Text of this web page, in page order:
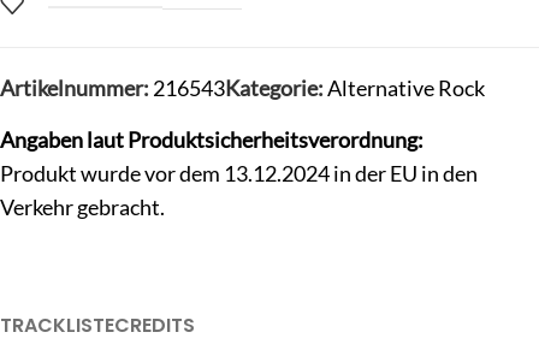
Artikelnummer: 216543Kategorie:Alternative Rock
Angaben laut Produktsicherheitsverordnung:
Produkt wurde vor dem 13.12.2024 in der EU in den
Verkehr gebracht.
TRACKLISTECREDITS